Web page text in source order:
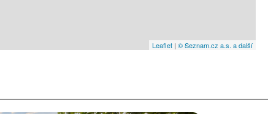
Leaflet | © Seznam.cz a.s. a další